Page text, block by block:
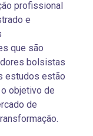
profissional
e
que são
bolsistas
estudos estão
objetivo de
de